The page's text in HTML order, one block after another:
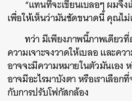
“แทนที่จะเขียนเบลอๆ ผมจึ
เพื่อให้เห็นว่ามันชัดขนาดนี้ คุณไม่
ทว่า มีเพียงภาพนี้ภาพเดียว
ความเจาะจงวาดให้เบลอ และค
อาจจะมีความหมายในตัวมันเอง
อาจมีอะไรมาบังตา หรือเราเลือก
กับการปรับโฟกัสกล้อง